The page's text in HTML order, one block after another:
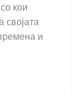
кои
и